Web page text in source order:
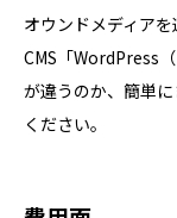
オウンドメディア
CMS「WordPress
が違うのか、簡単
ください。